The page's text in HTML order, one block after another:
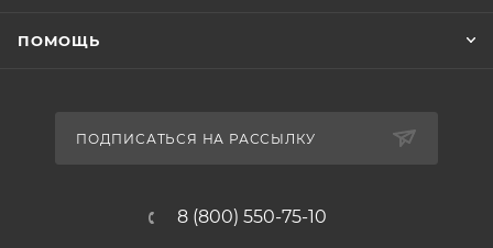
ПОМОЩЬ
ПОДПИСАТЬСЯ НА РАССЫЛКУ
8 (800) 550-75-10